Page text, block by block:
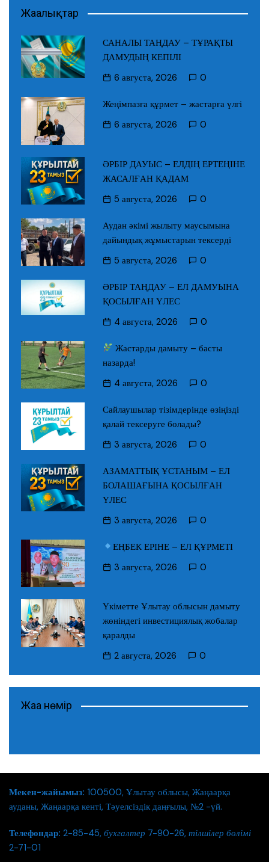
Жаңалықтар
САНАЛЫ ТАҢДАУ – ТҰРАҚТЫ
ДАМУДЫҢ КЕПІЛІ
6 августа, 2026
0
Жеңімпазға құрмет – жастарға үлгі
6 августа, 2026
0
ӘРБІР ДАУЫС – ЕЛДІҢ ЕРТЕҢІНЕ
ЖАСАЛҒАН ҚАДАМ
5 августа, 2026
0
Аудан әкімі жылыту маусымына
дайындық жұмыстарын тексерді
5 августа, 2026
0
ӘРБІР ТАҢДАУ – ЕЛ ДАМУЫНА
ҚОСЫЛҒАН ҮЛЕС
4 августа, 2026
0
Жастарды дамыту – басты
назарда!
4 августа, 2026
0
Сайлаушылар тізімдерінде өзіңізді
қалай тексеруге болады?
3 августа, 2026
0
АЗАМАТТЫҚ ҰСТАНЫМ – ЕЛ
БОЛАШАҒЫНА ҚОСЫЛҒАН
ҮЛЕС
3 августа, 2026
0
ЕҢБЕК ЕРІНЕ – ЕЛ ҚҰРМЕТІ
3 августа, 2026
0
Үкіметте Ұлытау облысын дамыту
жөніндегі инвестициялық жобалар
қаралды
2 августа, 2026
0
Жаңа нөмір
Мекен-жайымыз: 100500, Ұлытау облысы, Жаңаарқа
ауданы, Жаңаарқа кенті, Тәуелсіздік даңғылы, №2 -үй.
Телефондар: 2-85-45, бухгалтер 7-90-26, тілшілер бөлімі
2-71-01